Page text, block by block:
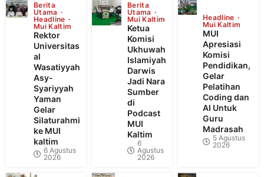
Berita
Utama
Headline
Mui Kaltim
Rektor
Universitas
al
Wasatiyyah
Asy-
Syariyyah
Yaman
Gelar
Silaturahmi
ke MUI
kaltim
6 Agustus
2026
Berita
Utama
Mui Kaltim
Ketua
Komisi
Ukhuwah
Islamiyah
Darwis
Jadi Nara
Sumber
di
Podcast
MUI
Kaltim
6
Agustus
2026
Headline
Mui Kaltim
MUI
Apresiasi
Komisi
Pendidikan,
Gelar
Pelatihan
Coding dan
AI Untuk
Guru
Madrasah
5 Agustus
2026